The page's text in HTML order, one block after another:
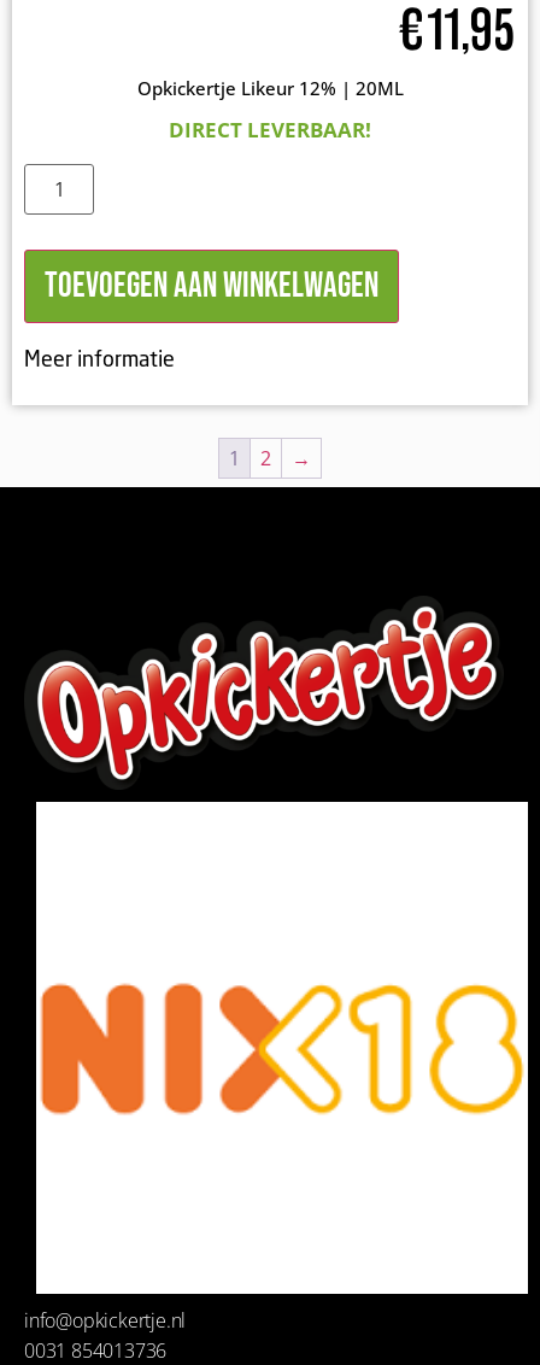
€11,95
Opkickertje Likeur 12% | 20ML
DIRECT LEVERBAAR!
Toevoegen aan winkelwagen
Meer informatie
1 2 →
info@opkickertje.nl
0031 854013736